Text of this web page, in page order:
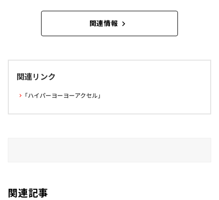
関連情報
関連リンク
「ハイパーヨーヨーアクセル」
関連記事